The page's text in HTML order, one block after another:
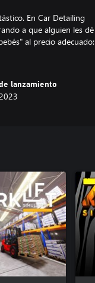
En Car Detailing
a que alguien les dé
al precio adecuado:
lanzamiento